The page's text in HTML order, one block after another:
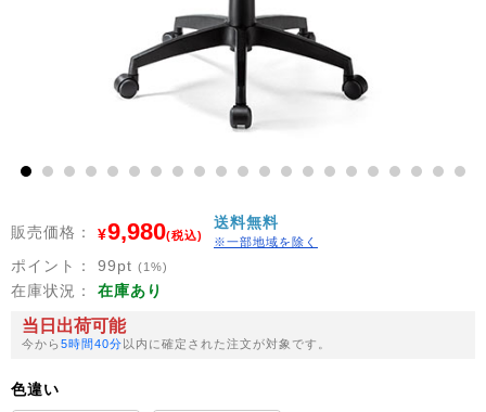
10 11 12 13 14 15 16 17 18 19 20
販売価格： ¥9,980(税込)
送料無料
※一部地域を除く
ポイント： 99pt (1%)
在庫状況： 在庫あり
当日出荷可能
今から5時間40分以内に確定された注文が対象です。
色違い